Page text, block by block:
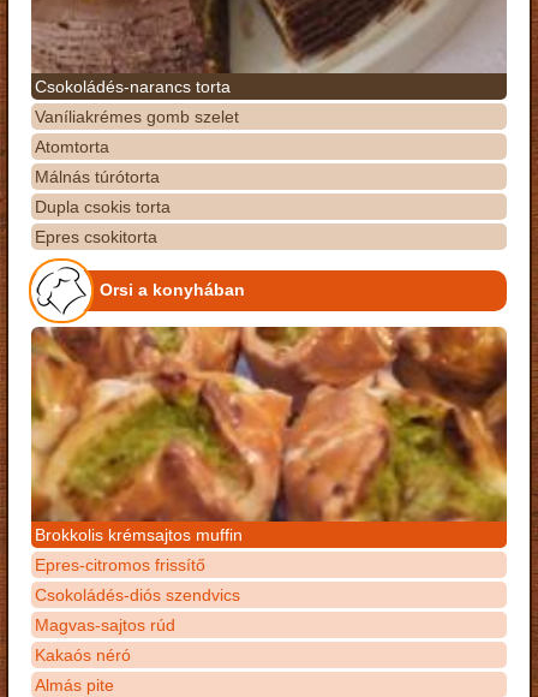
Csokoládés-narancs torta
Vaníliakrémes gomb szelet
Atomtorta
Málnás túrótorta
Dupla csokis torta
Epres csokitorta
Orsi a konyhában
Brokkolis krémsajtos muffin
Epres-citromos frissítő
Csokoládés-diós szendvics
Magvas-sajtos rúd
Kakaós néró
Almás pite